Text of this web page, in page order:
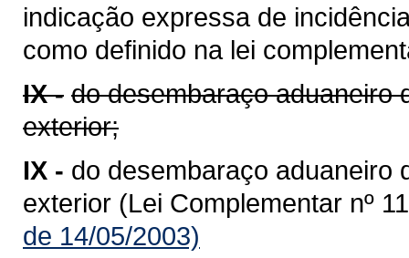
indicação expressa de
como definido na lei
IX - do desembaraço aduaneiro
exterior;
IX - do desembaraço aduaneiro
exterior (Lei Complementar nº
de 14/05/2003)